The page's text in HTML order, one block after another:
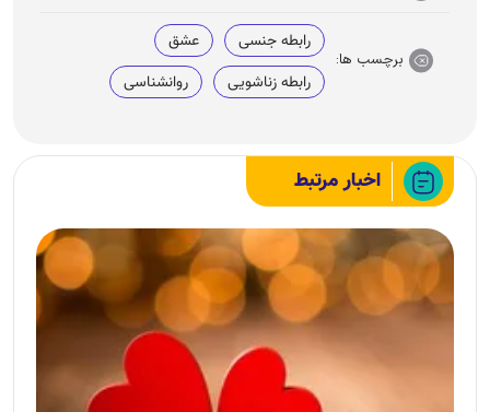
برچسب ها:
رابطه جنسی
عشق
رابطه زناشویی
روانشناسی
اخبار مرتبط